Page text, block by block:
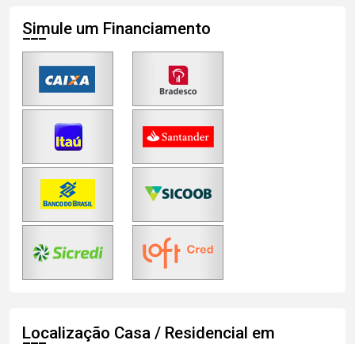
Simule um Financiamento
Localização Casa / Residencial em